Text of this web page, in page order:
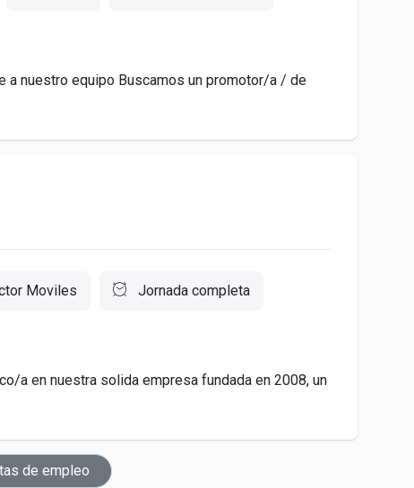
a nuestro equipo Buscamos un promotor/a / de
Moviles Jornada completa
a en nuestra solida empresa fundada en 2008, un
de empleo